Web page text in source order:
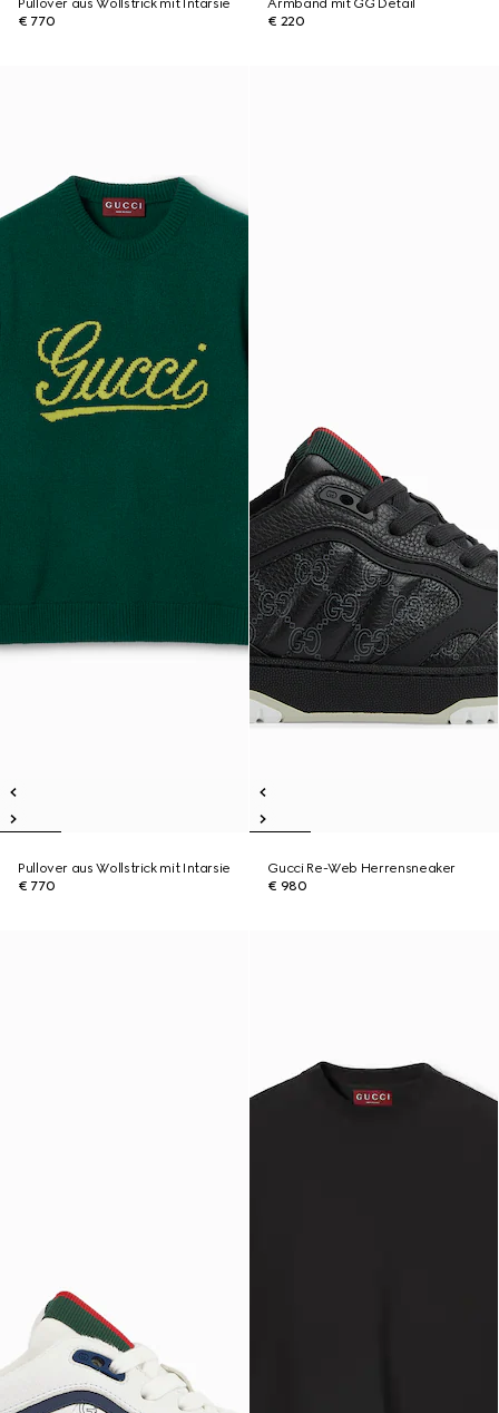
Pullover aus Wollstrick mit Intarsie
€ 770
Armband mit GG Detail
€ 220
Pullover aus Wollstrick mit Intarsie
€ 770
Gucci Re-Web Herrensneaker
€ 980